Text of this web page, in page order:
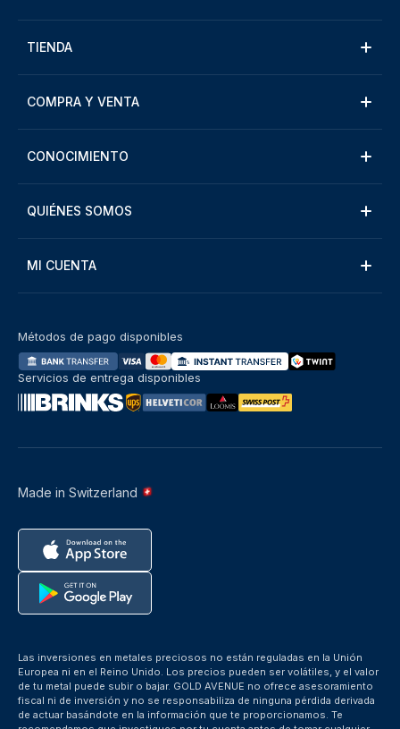
TIENDA
COMPRA Y VENTA
CONOCIMIENTO
QUIÉNES SOMOS
MI CUENTA
Made in Switzerland
Métodos de pago disponibles
Servicios de entrega disponibles
Las inversiones en metales preciosos no están reguladas en la Unión
Europea ni en el Reino Unido. Los precios pueden ser volátiles, y el valor
de tu metal puede subir o bajar. GOLD AVENUE no ofrece asesoramiento
fiscal ni de inversión y no se responsabiliza de ninguna pérdida derivada
de actuar basándote en la información que te proporcionamos. Te